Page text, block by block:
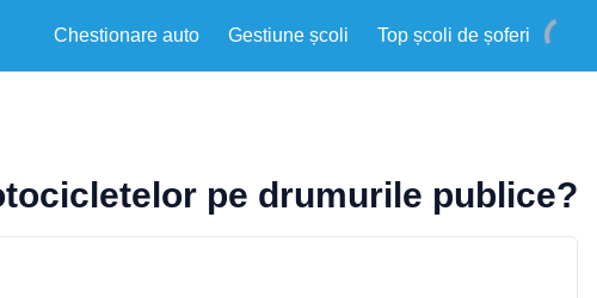
Chestionare auto Gestiune școli Top școli de șoferi
pe drumurile publice?